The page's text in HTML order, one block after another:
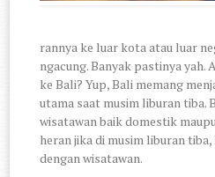
rannya ke luar kota atau luar
ngacung. Banyak pastinya yah.
ke Bali? Yup, Bali memang
utama saat musim liburan tiba.
wisatawan baik domestik
heran jika di musim liburan
dengan wisatawan.